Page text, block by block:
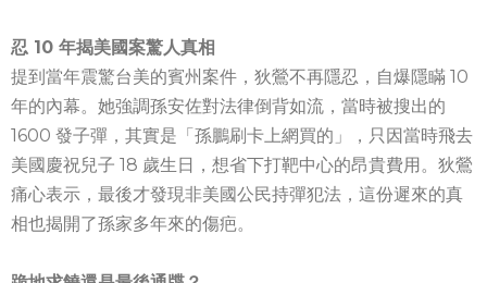
忍 10 年揭美國案驚人真相
提到當年震驚台美的賓州案件，狄鶯不再隱忍，自爆隱瞞 10
年的內幕。她強調孫安佐對法律倒背如流，當時被搜出的
1600 發子彈，其實是「孫鵬刷卡上網買的」，只因當時飛去
美國慶祝兒子 18 歲生日，想省下打靶中心的昂貴費用。狄鶯
痛心表示，最後才發現非美國公民持彈犯法，這份遲來的真
相也揭開了孫家多年來的傷疤。